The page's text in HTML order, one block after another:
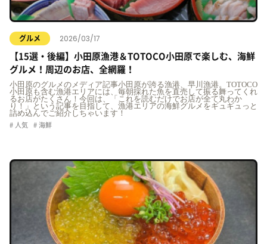
グルメ 2026/03/17
【15選・後編】小田原漁港＆TOTOCO小田原で楽しむ、海鮮
グルメ！周辺のお店、全網羅！
小田原のグルメのメディア記事小田原が誇る漁港、早川漁港。TOTOCO
小田原も含む漁港エリアには、毎朝採れた魚を直売して振る舞ってくれ
るお店がたくさん！今回は、「これを読むだけでお店が全て丸わか
り！」という記事を目指して、漁港エリアの海鮮グルメをギュギュっと
詰め込んでご紹介しちゃいます！
人気 海鮮